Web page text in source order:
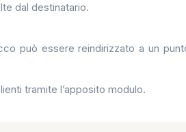
dal destinatario.
può essere reindirizzato a un
tramite l’apposito modulo.